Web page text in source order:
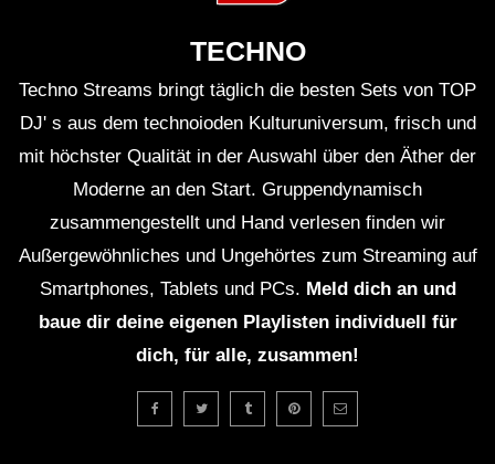
TECHNO
Techno Streams bringt täglich die besten Sets von TOP
DJ' s aus dem technoioden Kulturuniversum, frisch und
mit höchster Qualität in der Auswahl über den Äther der
Moderne an den Start. Gruppendynamisch
zusammengestellt und Hand verlesen finden wir
Außergewöhnliches und Ungehörtes zum Streaming auf
Smartphones, Tablets und PCs. Meld dich an und
baue dir deine eigenen Playlisten individuell für
dich, für alle, zusammen!